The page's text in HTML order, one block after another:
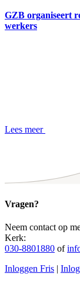
GZB organiseert
werkers
Lees meer
Vragen?
Neem contact op
Kerk:
030-8801880 of
Inloggen Fris |